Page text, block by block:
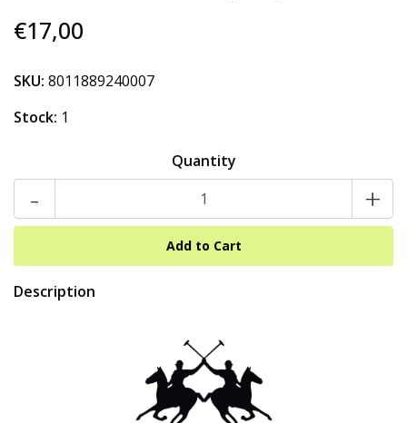
€17,00
SKU: 8011889240007
Stock: 1
Quantity
- +
Description